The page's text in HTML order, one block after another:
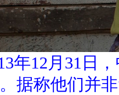
年12月31日
据称他们并